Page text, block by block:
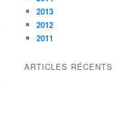
2013
2012
2011
ARTICLES RÉCENTS